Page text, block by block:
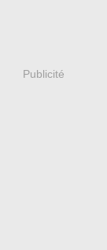
Publicité